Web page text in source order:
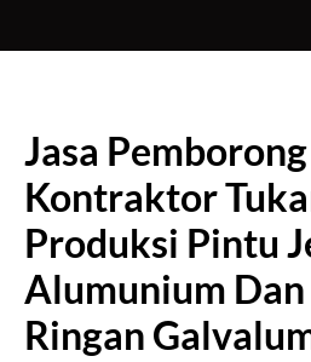
Jasa
Kontraktor
Produksi Pintu
Alumunium
Ringan